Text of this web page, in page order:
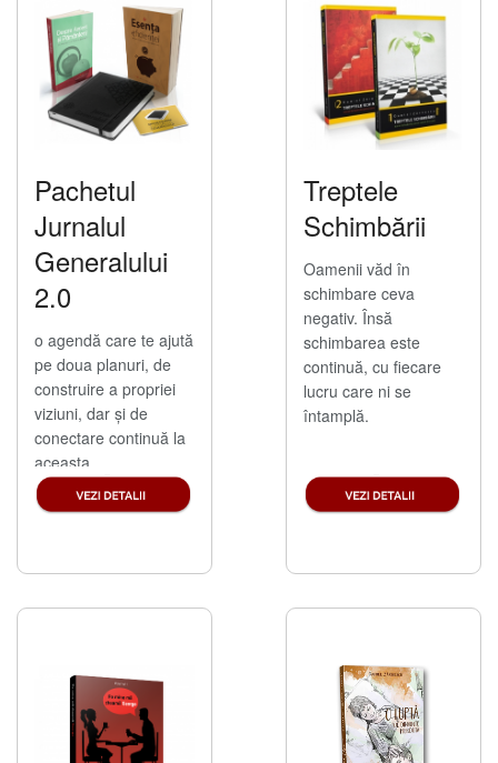
Pachetul
Jurnalul
Generalului
2.0
o agendă care te ajută
pe doua planuri, de
construire a propriei
viziuni, dar și de
conectare continuă la
aceasta.
Treptele
Schimbării
Oamenii văd în
schimbare ceva
negativ. Însă
schimbarea este
continuă, cu fiecare
lucru care ni se
întamplă.